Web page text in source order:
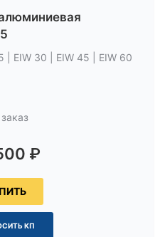
| EIW 30 | EIW 45 | EIW 60
₽
КП